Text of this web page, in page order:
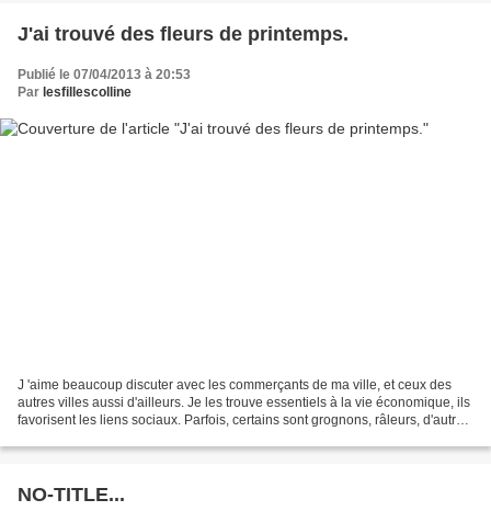
J'ai trouvé des fleurs de printemps.
Publié le 07/04/2013 à 20:53
Par lesfillescolline
J 'aime beaucoup discuter avec les commerçants de ma ville, et ceux des
autres villes aussi d'ailleurs. Je les trouve essentiels à la vie économique, ils
favorisent les liens sociaux. Parfois, certains sont grognons, râleurs, d'autres
NO-TITLE...